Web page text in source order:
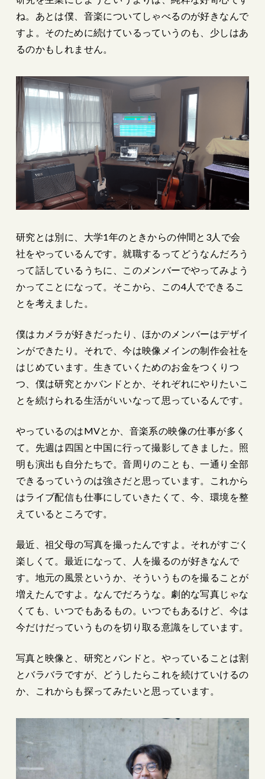
ね。あとは僕、音楽についてしゃべるのが好きなんで
すよ。そのために続けているっていうのも、少しはあ
るのかもしれません。
研究とは別に、大学1年のときからの仲間と3人で会
社をやっているんです。就職するってどうなんだろう
って話しているうちに、このメンバーでやってみよう
かってことになって。そこから、この4人でできるこ
とを考えました。
僕はカメラが好きだったり、ほかのメンバーはデザイ
ンができたり。それで、今は映像メインの制作会社を
はじめています。生きていくためのお金をつくりつ
つ、僕は研究とかバンドとか、それぞれにやりたいこ
とを続けられる生活がいいなって思っているんです。
やっているのはMVとか、音楽系の映像の仕事が多く
て。先週は四国と中国に行って撮影してきました。照
明も演出も自分たちで。音周りのことも、一通り全部
できるっていうのは強さだと思っています。これから
はライブ配信も仕事にしていきたくて、今、環境を整
えているところです。
最近、祖父母の写真を撮ったんですよ。それがすごく
楽しくて。最近になって、人を撮るのが好きなんで
す。地元の風景というか、そういうものを撮ることが
増えたんですよ。なんでだろうな。劇的な写真じゃな
くても、いつでもあるもの。いつでもあるけど、今は
今だけだっていうものを切り取る意識をしています。
写真と映像と、研究とバンドと。やっていることは割
とバラバラですが、どうしたらこれを続けていけるの
か、これからも探ってみたいと思っています。